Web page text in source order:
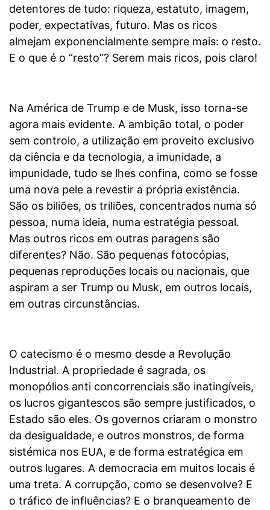
detentores de tudo: riqueza, estatuto, imagem,
poder, expectativas, futuro. Mas os ricos
almejam exponencialmente sempre mais: o resto.
E o que é o “resto”? Serem mais ricos, pois claro!
Na América de Trump e de Musk, isso torna-se
agora mais evidente. A ambição total, o poder
sem controlo, a utilização em proveito exclusivo
da ciência e da tecnologia, a imunidade, a
impunidade, tudo se lhes confina, como se fosse
uma nova pele a revestir a própria existência.
São os biliões, os triliões, concentrados numa só
pessoa, numa ideia, numa estratégia pessoal.
Mas outros ricos em outras paragens são
diferentes? Não. São pequenas fotocópias,
pequenas reproduções locais ou nacionais, que
aspiram a ser Trump ou Musk, em outros locais,
em outras circunstâncias.
O catecismo é o mesmo desde a Revolução
Industrial. A propriedade é sagrada, os
monopólios anti concorrenciais são inatingíveis,
os lucros gigantescos são sempre justificados, o
Estado são eles. Os governos criaram o monstro
da desigualdade, e outros monstros, de forma
sistémica nos EUA, e de forma estratégica em
outros lugares. A democracia em muitos locais é
uma treta. A corrupção, como se desenvolve? E
o tráfico de influências? E o branqueamento de